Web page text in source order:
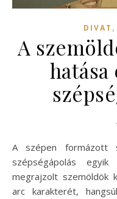
DIVAT ,
A
hatása
A szépen formázott szemöldök ma már a modern
szépségápolás
megrajzolt szemöldök
arc karakterét,